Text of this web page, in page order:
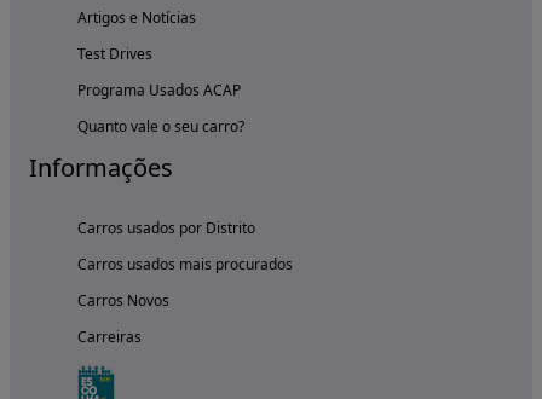
Artigos e Notícias
Test Drives
Programa Usados ACAP
Quanto vale o seu carro?
Informações
Carros usados por Distrito
Carros usados mais procurados
Carros Novos
Carreiras